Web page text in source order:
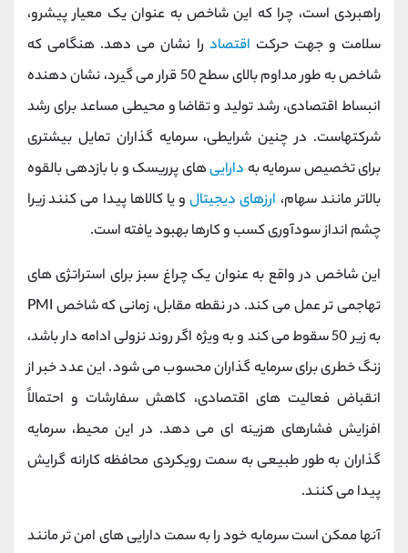
راهبردی است، چرا که این شاخص به عنوان یک معیار پیشرو،
سلامت و جهت حرکت اقتصاد را نشان می‌ دهد. هنگامی که
شاخص به طور مداوم بالای سطح 50 قرار می گیرد، نشان‌ دهنده
انبساط اقتصادی، رشد تولید و تقاضا و محیطی مساعد برای رشد
شرکتهاست. در چنین شرایطی، سرمایه ‌گذاران تمایل بیشتری
برای تخصیص سرمایه به دارایی‌های پرریسک و با بازدهی بالقوه
بالاتر مانند سهام، ارزهای دیجیتالو یا کالاها پیدا می کنند زیرا
چشم ‌انداز سودآوری کسب‌ و کارها بهبود یافته است.
این شاخص در واقع به عنوان یک چراغ سبز برای استراتژی‌ های
تهاجمی ‌تر عمل می کند. در نقطه مقابل، زمانی که شاخص PMI
به زیر 50 سقوط می‌ کند و به ویژه اگر روند نزولی ادامه ‌دار باشد،
زنگ خطری برای سرمایه‌ گذاران محسوب می‌ شود. این عدد خبر از
انقباض فعالیت ‌های اقتصادی، کاهش سفارشات و احتمالاً
افزایش فشارهای هزینه ‌ای می ‌دهد. در این محیط، سرمایه
‌گذاران به طور طبیعی به سمت رویکردی محافظه‌ کارانه گرایش
پیدا می‌ کنند.
آنها ممکن است سرمایه خود را به سمت دارایی ‌های امن ‌تر مانند